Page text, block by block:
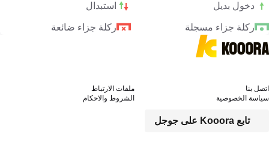
دخول بديل استبدال
ركلة جزاء مسجلة ركلة جزاء ضائعة
تابع Kooora على جوجل
اتصل بنا
ملفات الارتباط
سياسة الخصوصية
الشروط والاحكام